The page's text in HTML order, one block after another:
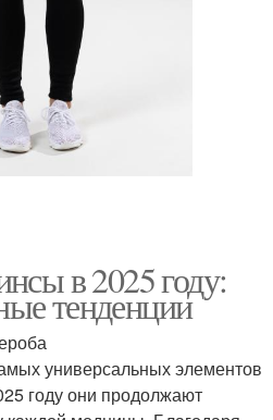
в 2025 году:
тенденции
универсальных элементов
году они продолжают